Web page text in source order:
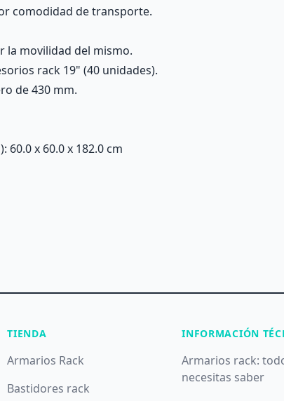
comodidad de transporte.
la movilidad del mismo.
rack 19" (40 unidades).
de 430 mm.
x 60.0 x 182.0 cm
TIENDA
Armarios Rack
Bastidores rack
INFORMACIÓN
Armarios rack:
necesitas saber